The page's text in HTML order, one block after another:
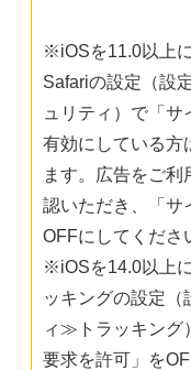
※iOSを11.0以上
Safariの設定（設
ュリティ）で「
有効にしている方
ます。広告をご
認いただき、「サ
OFFにしてくださ
※iOSを14.0以上
ッキングの設定
ィ≫トラッキング
要求を許可」を